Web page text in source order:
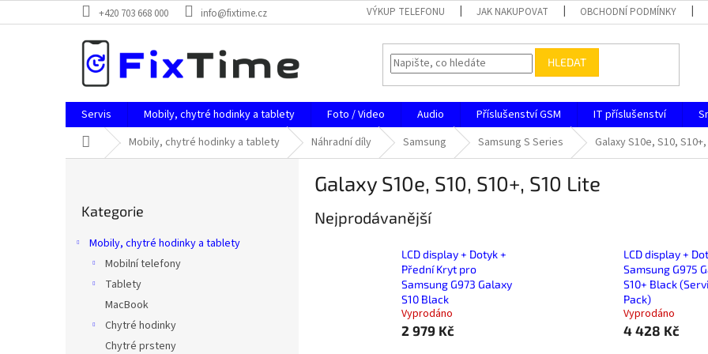
na
+420 703 668 000 info@fixtime.cz VÝKUP TELEFONU JAK NAKUPOVAT OBCHODNÍ PODMÍNKY
HLEDAT
Servis Mobily, chytré hodinky a tablety Foto / Video Audio Příslušenství GSM IT příslušenství
Domů Mobily, chytré hodinky a tablety Náhradní díly Samsung Samsung S Series Galaxy S10e, S10,
kategorie
Kategorie
Mobily, chytré hodinky a tablety
Mobilní telefony
Tablety
MacBook
Chytré hodinky
Chytré prsteny
Galaxy S10e, S10, S10+, S10 Lite
Nejprodávanější
LCD display + Dotyk +
Přední Kryt pro
Samsung G973 Galaxy
S10 Black
Vyprodáno
2 979 Kč
LCD display +
Samsung G975
S10+ Black
Pack)
Vyprodáno
4 428 Kč